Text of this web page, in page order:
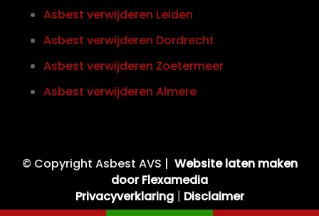
Asbest verwijderen Leiden
Asbest verwijderen Dordrecht
Asbest verwijderen Zoetermeer
Asbest verwijderen Almere
© Copyright Asbest AVS | Website laten maken
door Flexamedia
Privacyverklaring| Disclaimer